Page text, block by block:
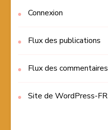
Connexion
Flux des publications
Flux des commentaires
Site de WordPress-FR